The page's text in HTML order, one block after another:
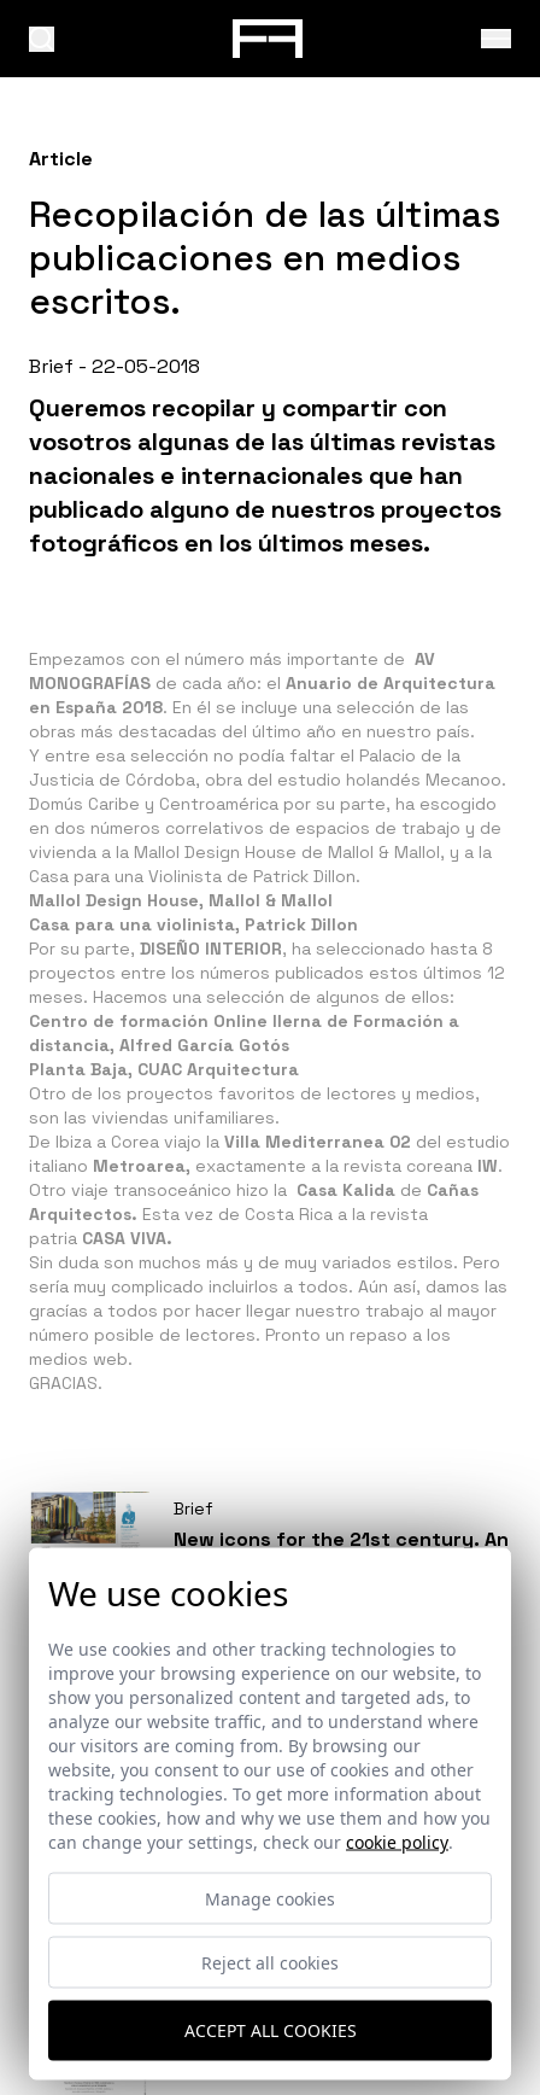
Article
Recopilación de las últimas
publicaciones en medios
escritos.
Brief - 22-05-2018
Queremos recopilar y compartir con
vosotros algunas de las últimas revistas
nacionales e internacionales que han
publicado alguno de nuestros proyectos
fotográficos en los últimos meses.
Empezamos con el número más importante de AV
MONOGRAFÍAS de cada año: el Anuario de Arquitectura
en España 2018. En él se incluye una selección de las
obras más destacadas del último año en nuestro país.
Y entre esa selección no podía faltar el Palacio de la
Justicia de Córdoba, obra del estudio holandés Mecanoo.
Domús Caribe y Centroamérica por su parte, ha escogido
en dos números correlativos de espacios de trabajo y de
vivienda a la Mallol Design House de Mallol & Mallol, y a la
Casa para una Violinista de Patrick Dillon.
Mallol Design House, Mallol & Mallol
Casa para una violinista, Patrick Dillon
Por su parte, DISEÑO INTERIOR, ha seleccionado hasta 8
proyectos entre los números publicados estos últimos 12
meses. Hacemos una selección de algunos de ellos:
Centro de formación Online Ilerna de Formación a
distancia, Alfred García Gotós
Planta Baja, CUAC Arquitectura
Otro de los proyectos favoritos de lectores y medios,
son las viviendas unifamiliares.
De Ibiza a Corea viajo la Villa Mediterranea 02 del estudio
italiano Metroarea, exactamente a la revista coreana IW.
Otro viaje transoceánico hizo la Casa Kalida de Cañas
Arquitectos. Esta vez de Costa Rica a la revista
patria CASA VIVA.
Sin duda son muchos más y de muy variados estilos. Pero
sería muy complicado incluirlos a todos. Aún así, damos las
gracías a todos por hacer llegar nuestro trabajo al mayor
número posible de lectores. Pronto un repaso a los
medios web.
GRACIAS.
Brief
New icons for the 21st century. An
published in the Aire Europa
Fernando Alda.
Awards
Where the irrigation channels sing
and the poplars grow: the
conversion of the former Reyes
Católicos National School in Santa
Fe into a municipal library, Santa
An in-depth feature by Fernando
We use cookies
We use cookies and other tracking technologies to
improve your browsing experience on our website, to
show you personalized content and targeted ads, to
analyze our website traffic, and to understand where
our visitors are coming from. By browsing our
website, you consent to our use of cookies and other
tracking technologies. To get more information about
these cookies, how and why we use them and how you
can change your settings, check our cookie policy.
Manage cookies
Reject all cookies
ACCEPT ALL COOKIES